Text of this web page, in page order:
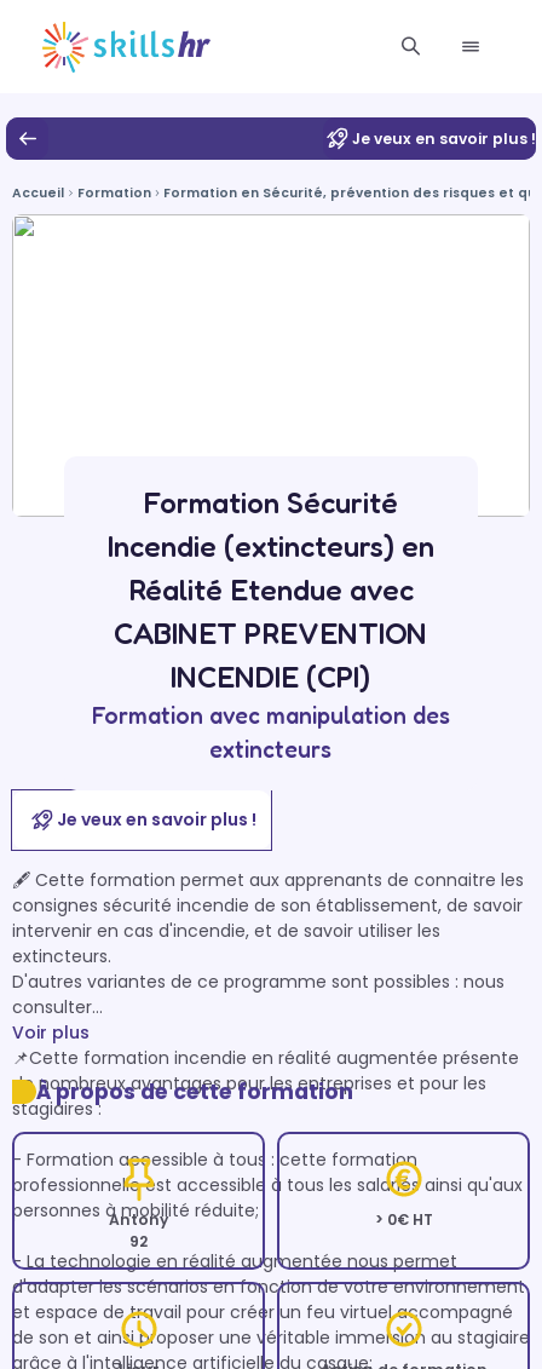
Je veux en savoir plus !
Accueil Formation Formation en Sécurité, prévention des risques et
Formation Sécurité
Incendie (extincteurs) en
Réalité Etendue avec
CABINET PREVENTION
INCENDIE (CPI)
Formation avec manipulation des
extincteurs
Je veux en savoir plus !
🖋 Cette formation permet aux apprenants de connaitre les
consignes sécurité incendie de son établissement, de savoir
intervenir en cas d'incendie, et de savoir utiliser les
extincteurs.
D'autres variantes de ce programme sont possibles : nous
consulter
📌Cette formation incendie en réalité augmentée présente
de nombreux avantages pour les entreprises et pour les
stagiaires :
- Formation accessible à tous : cette formation
professionnelle est accessible à tous les salariés ainsi qu'aux
personnes à mobilité réduite;
- La technologie en réalité augmentée nous permet
d'adapter les scénarios en fonction de votre environnement
et espace de travail pour créer un feu virtuel accompagné
de son et ainsi proposer une véritable immersion au stagiaire
grâce à l'intelligence artificielle du casque;
Voir plus
À propos de cette formation
Antony
92
> 0€ HT